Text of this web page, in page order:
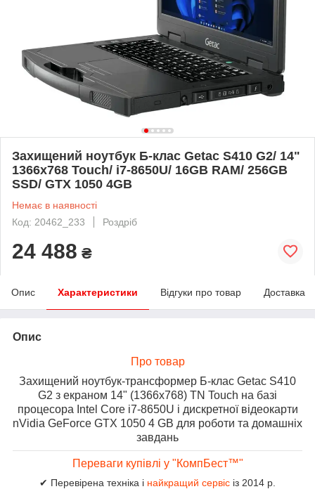
Захищений ноутбук Б-клас Getac S410 G2/ 14"
1366x768 Touch/ i7-8650U/ 16GB RAM/ 256GB
SSD/ GTX 1050 4GB
Немає в наявності
Код: 20462_233
Роздріб
24 488 ₴
Опис Характеристики Відгуки про товар Доставка
Опис
Про товар
Захищений ноутбук-трансформер Б-клас Getac S410
G2 з екраном 14" (1366x768) TN Touch на базі
процесора Intel Core i7-8650U і дискретної відеокарти
nVidia GeForce GTX 1050 4 GB для роботи та домашніх
завдань
Переваги купівлі у "КомпБест™"
✔ Перевірена техніка і найкращий сервіс із 2014 р.